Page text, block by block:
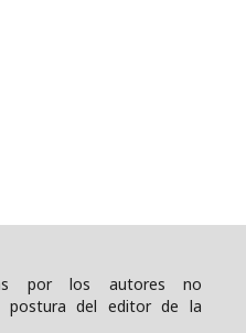
por los autores no
postura del editor de la